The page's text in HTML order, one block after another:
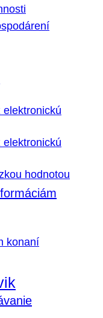
hodnotou
konaní